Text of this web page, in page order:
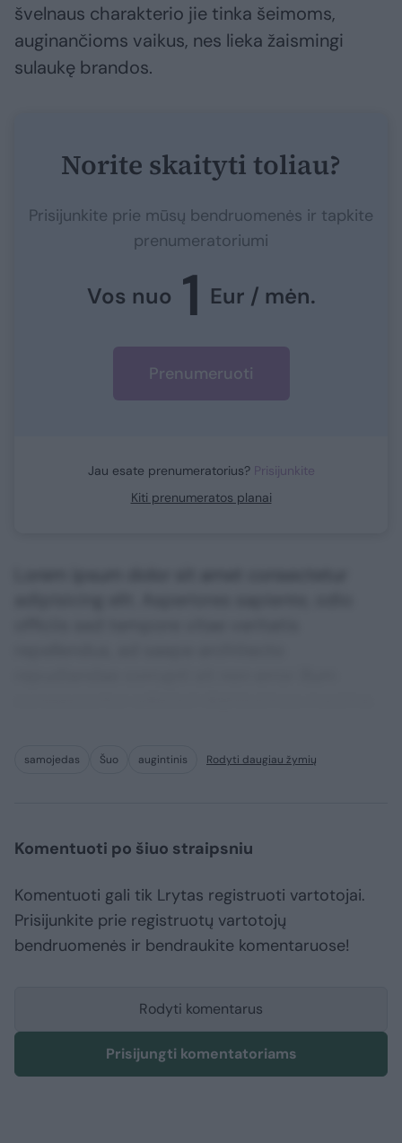
švelnaus charakterio jie tinka šeimoms,
auginančioms vaikus, nes lieka žaismingi
sulaukę brandos.
Norite skaityti toliau?
Prisijunkite prie mūsų bendruomenės ir tapkite
prenumeratoriumi
Vos nuo 1 Eur / mėn.
Prenumeruoti
Jau esate prenumeratorius? Prisijunkite
Kiti prenumeratos planai
samojedas Šuo augintinis Rodyti daugiau žymių
Komentuoti po šiuo straipsniu
Komentuoti gali tik Lrytas registruoti vartotojai.
Prisijunkite prie registruotų vartotojų
bendruomenės ir bendraukite komentaruose!
Rodyti komentarus
Prisijungti komentatoriams